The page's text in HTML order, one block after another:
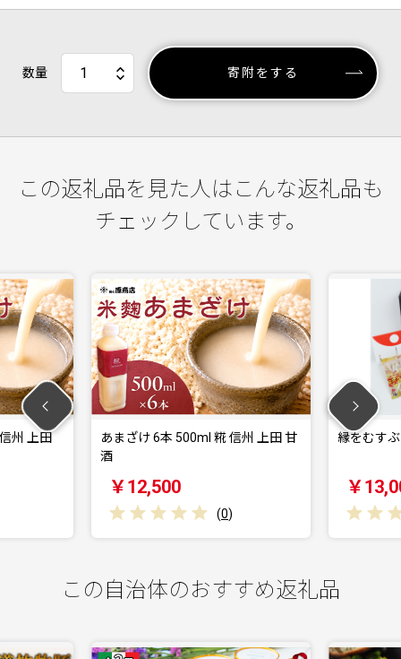
数量 寄附をする
この返礼品を見た人はこんな返礼品も
チェックしています。
州 上田
あまざけ 6本 500ml 糀 信州 上田 甘
酒
￥12,500
(0)
縁をむす
￥
この自治体のおすすめ返礼品